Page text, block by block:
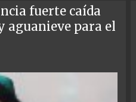
fuerte caída
aguanieve para el